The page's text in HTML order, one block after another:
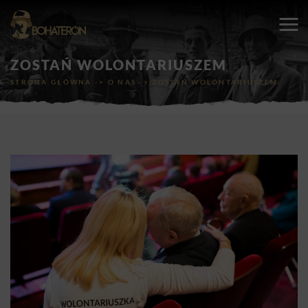
ZOSTAŃ WOLONTARIUSZEM
STRONA GŁÓWNA -> O NAS -> ZOSTAŃ WOLONTARIUSZEM